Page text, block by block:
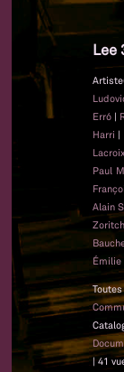
Lee
Erró |
Harri |
Lacroix
Paul
Alain
Émilie
| 41